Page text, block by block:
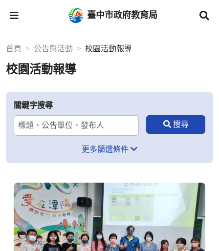
臺中市政府教育局
首頁 公告與活動 校園活動報導
校園活動報導
關鍵字搜尋
更多篩選條件